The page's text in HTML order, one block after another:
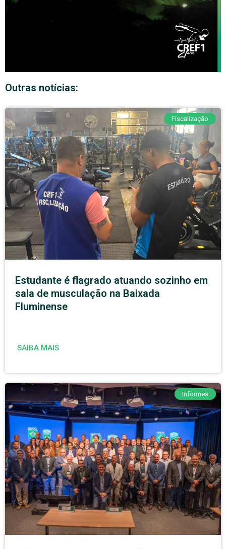
Outras notícias:
Fiscalização
Estudante é flagrado atuando sozinho em
sala de musculação na Baixada
Fluminense
SAIBA MAIS
Informes